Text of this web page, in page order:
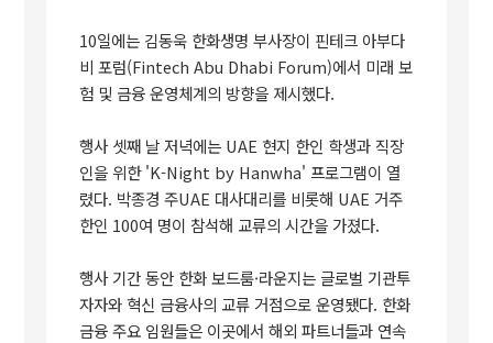
10일에는 김동욱 한화생명 부사장이 핀테크 아부다
비 포럼(Fintech Abu Dhabi Forum)에서 미래 보
험 및 금융 운영체계의 방향을 제시했다.
행사 셋째 날 저녁에는 UAE 현지 한인 학생과 직장
인을 위한 'K-Night by Hanwha' 프로그램이 열
렸다. 박종경 주UAE 대사대리를 비롯해 UAE 거주
한인 100여 명이 참석해 교류의 시간을 가졌다.
행사 기간 동안 한화 보드룸·라운지는 글로벌 기관투
자자와 혁신 금융사의 교류 거점으로 운영됐다. 한화
금융 주요 임원들은 이곳에서 해외 파트너들과 연속